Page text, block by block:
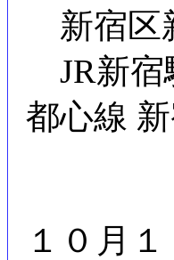
新宿区
JR新宿
都心線
１０月